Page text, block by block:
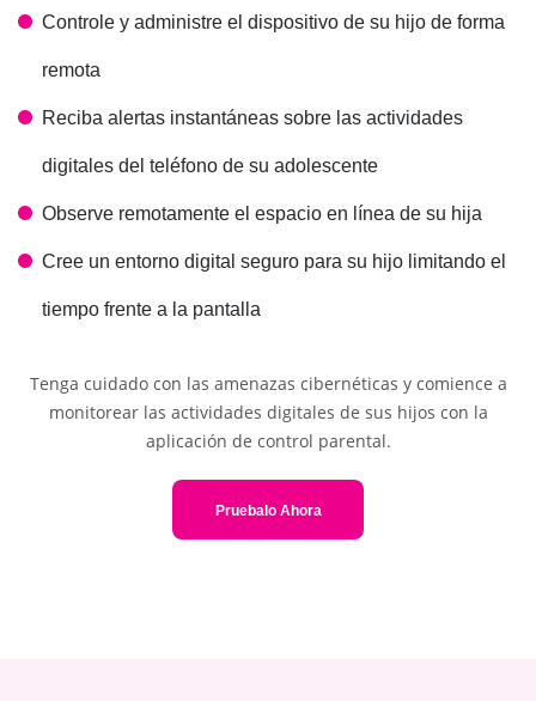
Controle y administre el dispositivo de su hijo de forma
remota
Reciba alertas instantáneas sobre las actividades
digitales del teléfono de su adolescente
Observe remotamente el espacio en línea de su hija
Cree un entorno digital seguro para su hijo limitando el
tiempo frente a la pantalla
Tenga cuidado con las amenazas cibernéticas y comience a
monitorear las actividades digitales de sus hijos con la
aplicación de control parental.
Pruebalo Ahora